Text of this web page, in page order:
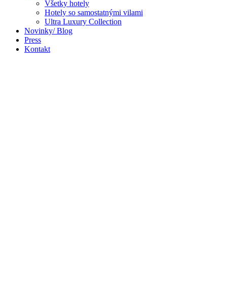
Všetky hotely
Hotely so samostatnými vilami
Ultra Luxury Collection
Novinky/ Blog
Press
Kontakt